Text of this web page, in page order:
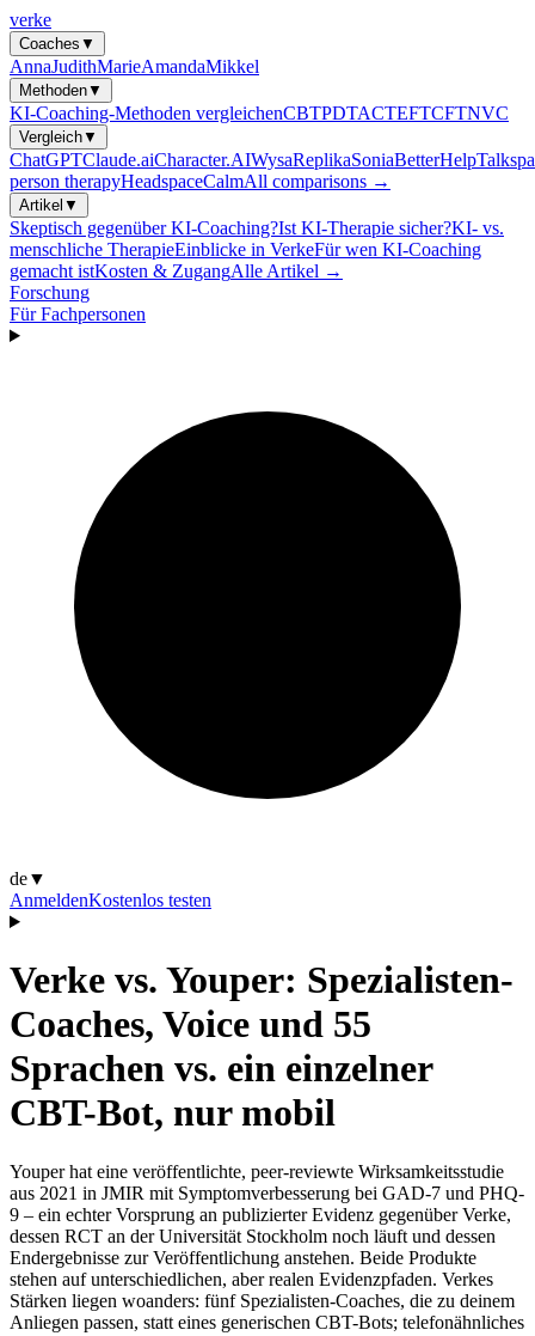
verke
Coaches ▼
AnnaJudithMarieAmandaMikkel
Methoden▼
KI-Coaching-Methoden vergleichenCBTPDTACTEFTCFTNVC
Vergleich▼
ChatGPTClaude.aiCharacter.AIWysaReplikaSoniaBetterHelp
person therapyHeadspaceCalmAll comparisons →
Artikel ▼
Skeptisch gegenüber KI-Coaching?Ist KI-Therapie sicher?KI- vs.
menschliche TherapieEinblicke in VerkeFür wen KI-Coaching
gemacht istKosten & ZugangAlle Artikel →
Forschung
Für Fachpersonen
de▼
AnmeldenKostenlos testen
Verke vs. Youper: Spezialisten-
Coaches, Voice und 55
Sprachen vs. ein einzelner
CBT-Bot, nur mobil
Youper hat eine veröffentlichte, peer-reviewte Wirksamkeitsstudie
aus 2021 in JMIR mit Symptomverbesserung bei GAD-7 und PHQ-
9 – ein echter Vorsprung an publizierter Evidenz gegenüber Verke,
dessen RCT an der Universität Stockholm noch läuft und dessen
Endergebnisse zur Veröffentlichung anstehen. Beide Produkte
stehen auf unterschiedlichen, aber realen Evidenzpfaden. Verkes
Stärken liegen woanders: fünf Spezialisten-Coaches, die zu deinem
Anliegen passen, statt eines generischen CBT-Bots; telefonähnliches